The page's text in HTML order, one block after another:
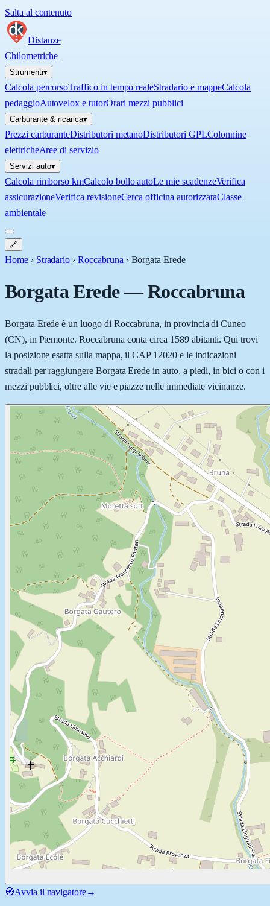
Salta al contenuto
Distanze
Chilometriche
Strumenti▾
Calcola percorsoTraffico in tempo realeStradario e mappeCalcola
pedaggioAutovelox e tutorOrari mezzi pubblici
Carburante & ricarica▾
Prezzi carburanteDistributori metanoDistributori GPLColonnine
elettricheAree di servizio
Servizi auto▾
Calcola rimborso kmCalcolo bollo autoLe mie scadenzeVerifica
assicurazioneVerifica revisioneCerca officina autorizzataClasse
ambientale
🔗
Home › Stradario › Roccabruna › Borgata Erede
Borgata Erede—Roccabruna
Borgata Erede è un luogo di Roccabruna, in provincia di Cuneo
(CN), in Piemonte. Roccabruna conta circa 1589 abitanti. Qui trovi
la posizione esatta sulla mappa, il CAP 12020 e le indicazioni
stradali per raggiungere Borgata Erede in auto, a piedi, in bici o con i
mezzi pubblici, oltre alle vie e piazze nelle immediate vicinanze.
🧭Avvia il navigatore→